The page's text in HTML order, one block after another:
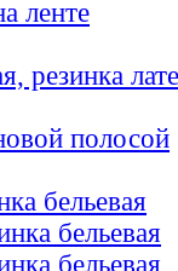
ленте
резинка
полосой
бельевая
бельевая
бельевая